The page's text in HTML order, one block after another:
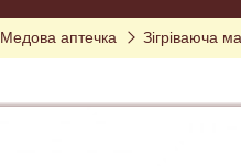
Медова аптечка Зігріваюча